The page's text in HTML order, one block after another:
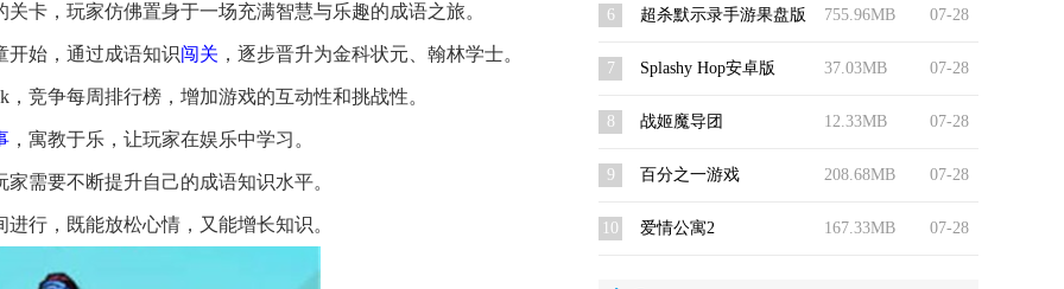
卡，玩家仿佛置身于一场充满智慧与乐趣的成语之旅。
开始，通过成语知识闯关 ，逐步晋升为金科状元、翰林学士。
竞争每周排行榜，增加游戏的互动性和挑战性。
，寓教于乐，让玩家在娱乐中学习。
需要不断提升自己的成语知识水平。
行，既能放松心情，又能增长知识。
07-28
755.96MB
6 超杀默示录手游果盘版
07-28
37.03MB
7 Splashy Hop安卓版
07-28
12.33MB
8 战姬魔导团
07-28
208.68MB
9 百分之一游戏
07-28
167.33MB
10 爱情公寓2